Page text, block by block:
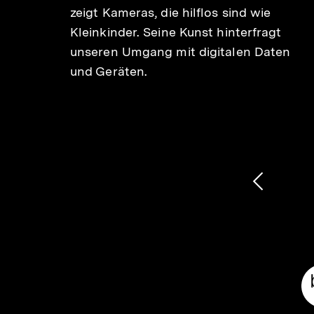
zeigt Kameras, die hilflos sind wie
Kleinkinder. Seine Kunst hinterfragt
unseren Umgang mit digitalen Daten
und Geräten.